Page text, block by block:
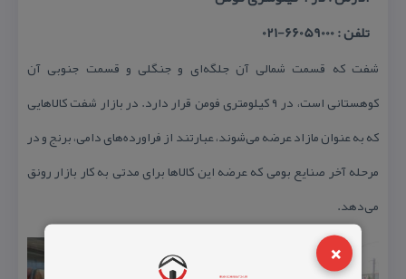
×
تلفن : 66059000-021
شفت كه قسمت شمالی آن جلگه‌ای و جنگلی و قسمت جنوبی آن
كوهستانی است، در ۹ كیلومتری فومن قرار دارد. در بازار شفت كالاهایی
كه به عنوان مازاد عرضه می‌شوند، عبارتند از فراورده‌های دامی، برنج و در
مرحله آخر صنایع بومی كه عرضه این كالاها برای مدتی به كار بازار رونق
می‌دهد.